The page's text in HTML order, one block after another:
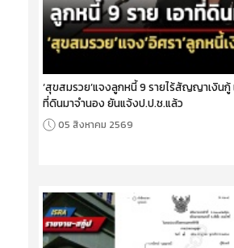
‘สุขสมรวย’แจงลูกหนี้ 9 รายไร้สัญญาเงินกู้
ที่ดินมาจำนอง ยันแจ้งป.ป.ช.แล้ว
05 สิงหาคม 2569